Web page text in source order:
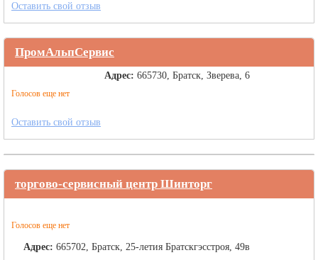
Оставить свой отзыв
ПромАльпСервис
Голосов еще нет
Адрес: 665730, Братск, Зверева, 6
Оставить свой отзыв
торгово-сервисный центр Шинторг
Голосов еще нет
Адрес: 665702, Братск, 25-летия Братскгэсстроя, 49в